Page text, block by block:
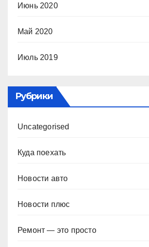
Июнь 2020
Май 2020
Июль 2019
Рубрики
Uncategorised
Куда поехать
Новости авто
Новости плюс
Ремонт — это просто